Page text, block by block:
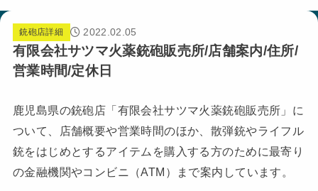
銃砲店詳細 2022.02.05
有限会社サツマ火薬銃砲販売所/店舗案内/住所/
営業時間/定休日
鹿児島県の銃砲店「有限会社サツマ火薬銃砲販売所」に
ついて、店舗概要や営業時間のほか、散弾銃やライフル
銃をはじめとするアイテムを購入する方のために最寄り
の金融機関やコンビニ（ATM）まで案内しています。